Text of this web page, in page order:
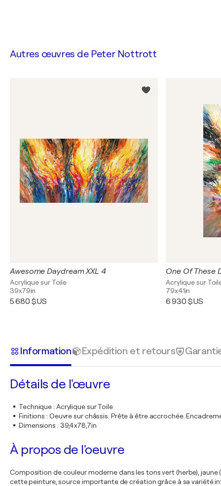
Autres œuvres de Peter Nottrott
Awesome Daydream XXL 4
Acrylique sur Toile
39x79in
5 680 $US
One Of These
Acrylique sur
79x41in
6 930 $US
Information Expédition et retours
Détails de l'œuvre
Technique: Acrylique sur Toile
Finitions : Oeuvre sur châssis. Prête à être accrochée.
Dimensions : 39,4x78,7in
À propos de l'oeuvre
Composition de couleur moderne dans les tons vert (herbe),
cette peinture, source importante de création grâce à sa variété